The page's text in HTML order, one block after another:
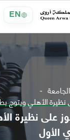
EN
الأهلي ويتوج
على نظيرة
الأول